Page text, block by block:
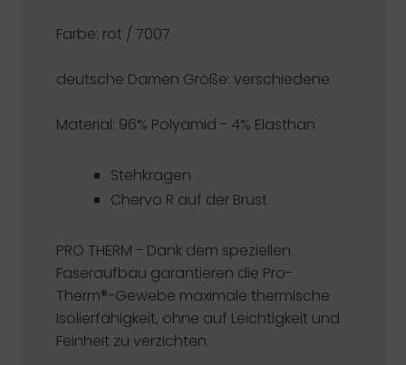
Farbe: rot / 7007
deutsche Damen Größe: verschiedene
Material: 96% Polyamid - 4% Elasthan
Stehkragen
Chervo R auf der Brust
PRO THERM - Dank dem speziellen
Faseraufbau garantieren die Pro-
Therm®-Gewebe maximale thermische
Isolierfähigkeit, ohne auf Leichtigkeit und
Feinheit zu verzichten.